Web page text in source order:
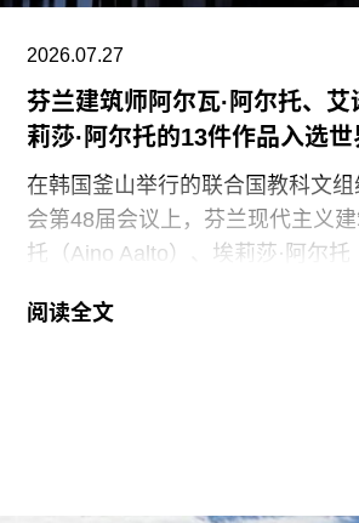
为。
2026.07.27
芬兰建筑师阿尔瓦·阿尔托、艾
莉莎·阿尔托的13件作品入选
在韩国釜山举行的联合国教科文
会第48届会议上，芬兰现代主义
托（Aino Aalto）、埃莉莎·阿尔托
列入世界遗产名录。这组统称为“阿
空间，涵盖住宅、公共、市政、
阅读全文